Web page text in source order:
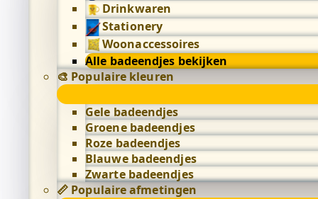
Drinkwaren
Stationery
Woonaccessoires
Alle badeendjes bekijken
🎨 Populaire kleuren
Gele badeendjes
Groene badeendjes
Roze badeendjes
Blauwe badeendjes
Zwarte badeendjes
📏 Populaire afmetingen